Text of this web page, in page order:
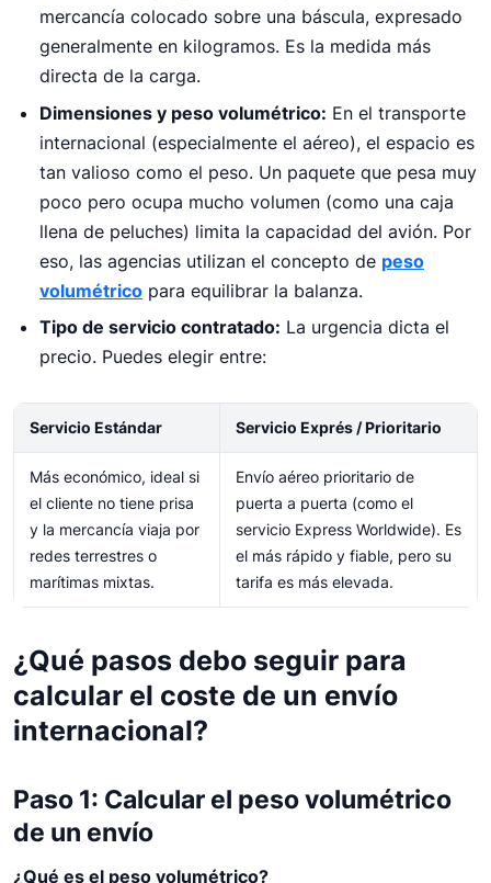
mercancía colocado sobre una báscula, expresado
generalmente en kilogramos. Es la medida más
directa de la carga.
Dimensiones y peso volumétrico: En el transporte
internacional (especialmente el aéreo), el espacio es
tan valioso como el peso. Un paquete que pesa muy
poco pero ocupa mucho volumen (como una caja
llena de peluches) limita la capacidad del avión. Por
eso, las agencias utilizan el concepto de peso
volumétrico para equilibrar la balanza.
Tipo de servicio contratado: La urgencia dicta el
precio. Puedes elegir entre:
Servicio Estándar Servicio Exprés / Prioritario
Más económico, ideal si
el cliente no tiene prisa
y la mercancía viaja por
redes terrestres o
marítimas mixtas.
Envío aéreo prioritario de
puerta a puerta (como el
servicio Express Worldwide). Es
el más rápido y fiable, pero su
tarifa es más elevada.
¿Qué pasos debo seguir para
calcular el coste de un envío
internacional?
Paso 1: Calcular el peso volumétrico
de un envío
¿Qué es el peso volumétrico?